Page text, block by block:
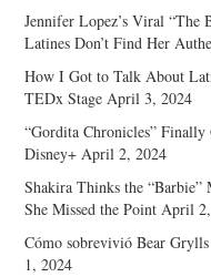
Jennifer Lopez’s Viral “The
Latines Don’t Find Her
How I Got to Talk About
TEDx Stage April 3, 2024
“Gordita Chronicles”
Disney+ April 2, 2024
Shakira Thinks the
She Missed the Point April
Cómo sobrevivió Bear
1, 2024